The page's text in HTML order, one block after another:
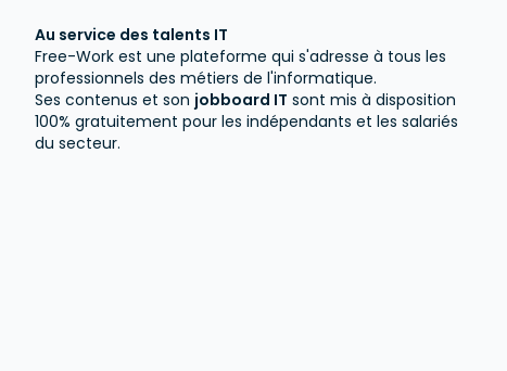
Au service des talents IT
Free-Work est une plateforme qui s'adresse à tous les
professionnels des métiers de l'informatique.
Ses contenus et son jobboard IT sont mis à disposition
100% gratuitement pour les indépendants et les salariés
du secteur.